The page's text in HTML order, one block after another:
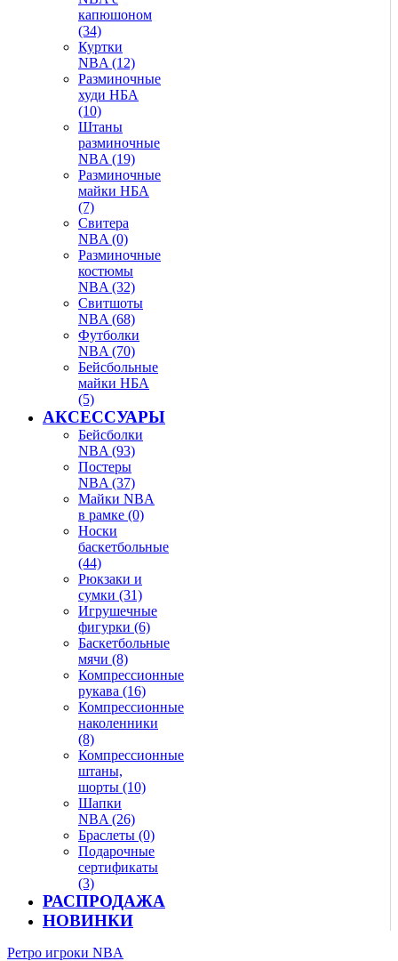
капюшоном
(34)
Куртки
NBA (12)
Разминочные
худи НБА
(10)
Штаны
разминочные
NBA (19)
Разминочные
майки НБА
(7)
Свитера
NBA (0)
Разминочные
костюмы
NBA (32)
Свитшоты
NBA (68)
Футболки
NBA (70)
Бейсбольные
майки НБА
(5)
АКСЕССУАРЫ
Бейсболки
NBA (93)
Постеры
NBA (37)
Майки NBA
в рамке (0)
Носки
баскетбольные
(44)
Рюкзаки и
сумки (31)
Игрушечные
фигурки (6)
Баскетбольные
мячи (8)
Компрессионные
рукава (16)
Компрессионные
наколенники
(8)
Компрессионные
штаны,
шорты (10)
Шапки
NBA (26)
Браслеты (0)
Подарочные
сертификаты
(3)
РАСПРОДАЖА
НОВИНКИ
Ретро игроки NBA